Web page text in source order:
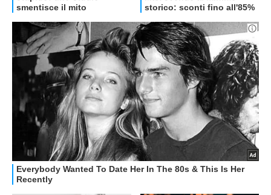
OFFERTE